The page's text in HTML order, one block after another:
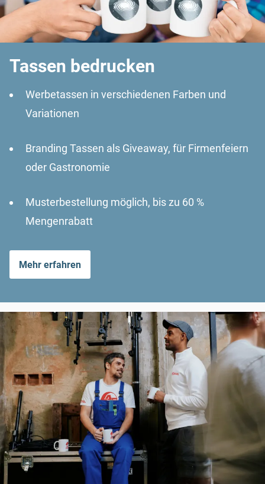
Tassen bedrucken
Werbetassen in verschiedenen Farben und
Variationen
Branding Tassen als Giveaway, für Firmenfeiern
oder Gastronomie
Musterbestellung möglich, bis zu 60 %
Mengenrabatt
Mehr erfahren